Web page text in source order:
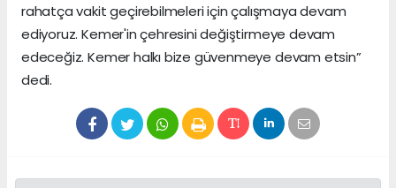
rahatça vakit geçirebilmeleri için çalışmaya devam
ediyoruz. Kemer'in çehresini değiştirmeye devam
edeceğiz. Kemer halkı bize güvenmeye devam etsin”
dedi.